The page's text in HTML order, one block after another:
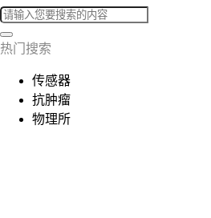
热门搜索
传感器
抗肿瘤
物理所